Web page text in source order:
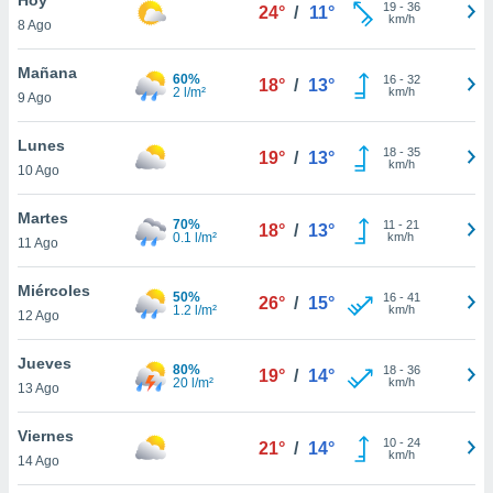
en
más
nuestra
de
cookies
aceptar
8 Ago
24° / 11° 19- 36
km/h
Mañana
9 Ago
60%
2 l/m²
18° / 13° 16- 32
km/h
Lunes
10 Ago
19° / 13° 18- 35
km/h
Martes
11 Ago
70%
0.1 l/m²
18° / 13° 11 - 21
km/h
Miércoles
12 Ago
50%
1.2 l/m²
26° / 15° 16- 41
km/h
Jueves
13 Ago
80%
20 l/m²
19° / 14° 18- 36
km/h
Viernes
14 Ago
21° / 14° 10- 24
km/h